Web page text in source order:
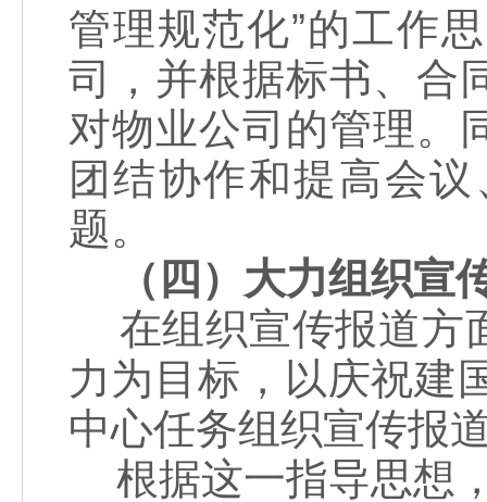
管理规范化”的工作
司，并根据标书、合
对物业公司的管理。
团结协作和提高会
题。
（四）大力组织宣
在组织宣传报道方
力为目标，以庆祝建
中心任务组织宣传报
根据这一指导思想